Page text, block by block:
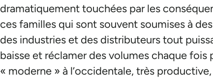
dramatiquement touchées par les
ces familles qui sont souvent soumises à
des industries et des distributeurs tout
baisse et réclamer des volumes chaque
« moderne » à l’occidentale, très